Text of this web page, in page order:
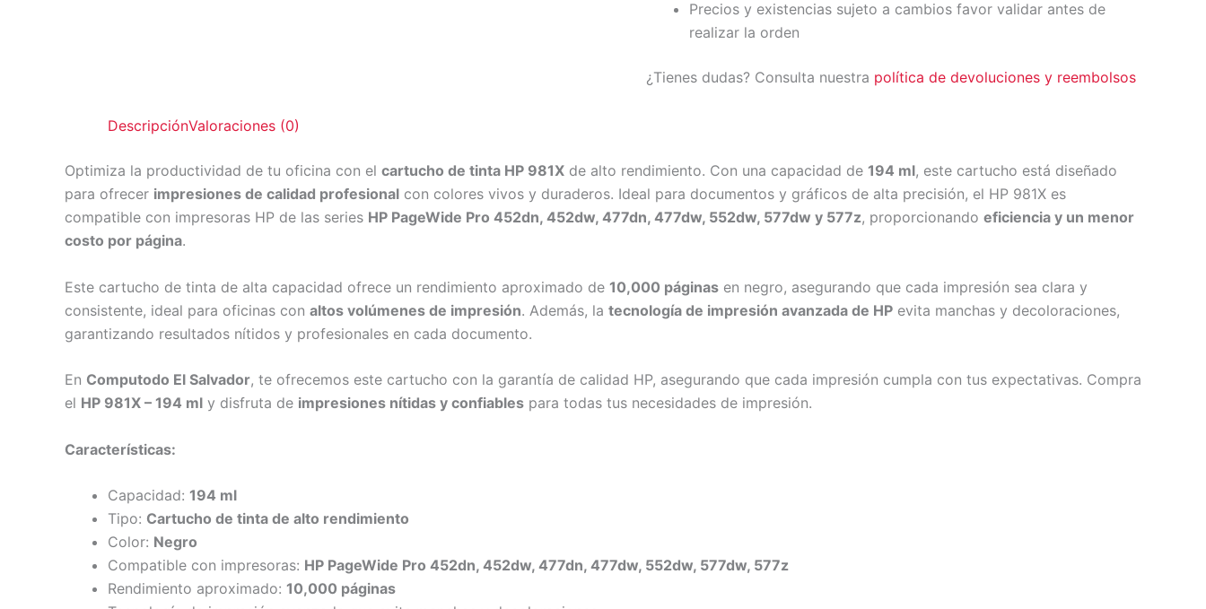
Precios y existencias sujeto a cambios favor validar antes de
realizar la orden
¿Tienes dudas? Consulta nuestra política de devoluciones y reembolsos
DescripciónValoraciones (0)
Optimiza la productividad de tu oficina con el cartucho de tinta HP 981X de alto rendimiento. Con una capacidad de 194 ml, este cartucho está diseñado
para ofrecer impresiones de calidad profesional con colores vivos y duraderos. Ideal para documentos y gráficos de alta precisión, el HP 981X es
compatible con impresoras HP de las series HP PageWide Pro 452dn, 452dw, 477dn, 477dw, 552dw, 577dw y 577z, proporcionando eficiencia y un menor
costo por página.
Este cartucho de tinta de alta capacidad ofrece un rendimiento aproximado de 10,000 páginas en negro, asegurando que cada impresión sea clara y
consistente, ideal para oficinas con altos volúmenes de impresión. Además, la tecnología de impresión avanzada de HP evita manchas y decoloraciones,
garantizando resultados nítidos y profesionales en cada documento.
En Computodo El Salvador, te ofrecemos este cartucho con la garantía de calidad HP, asegurando que cada impresión cumpla con tus expectativas. Compra
el HP 981X – 194 ml y disfruta de impresiones nítidas y confiables para todas tus necesidades de impresión.
Características:
Capacidad: 194 ml
Tipo: Cartucho de tinta de alto rendimiento
Color: Negro
Compatible con impresoras: HP PageWide Pro 452dn, 452dw, 477dn, 477dw, 552dw, 577dw, 577z
Rendimiento aproximado: 10,000 páginas